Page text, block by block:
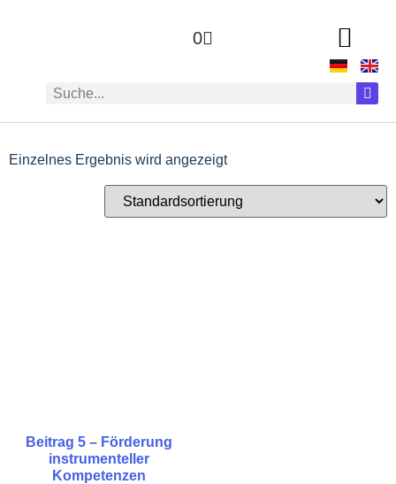
0
Einzelnes Ergebnis wird angezeigt
Beitrag 5 – Förderung
instrumenteller
Kompetenzen